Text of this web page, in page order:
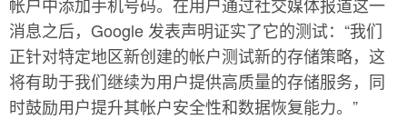
消息之后，Google 发表声明证实了它的测试：“我们
正针对特定地区新创建的帐户测试新的存储策略，这
将有助于我们继续为用户提供高质量的存储服务，同
时鼓励用户提升其帐户安全性和数据恢复能力。”